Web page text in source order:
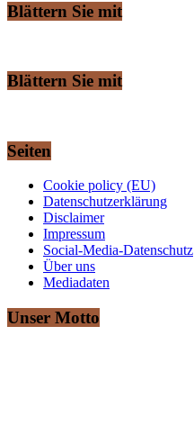
Blättern Sie mit
Blättern Sie mit
Seiten
Cookie policy (EU)
Datenschutzerklärung
Disclaimer
Impressum
Social-Media-Datenschutz
Über uns
Mediadaten
Unser Motto